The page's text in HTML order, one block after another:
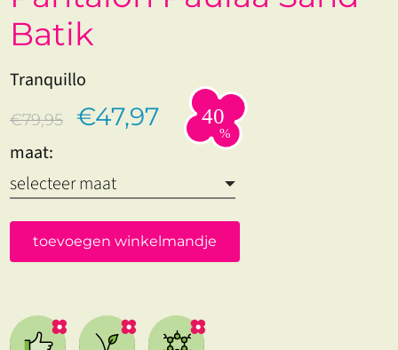
Batik
Tranquillo
€79,95 €47,97
maat:
toevoegen winkelmandje